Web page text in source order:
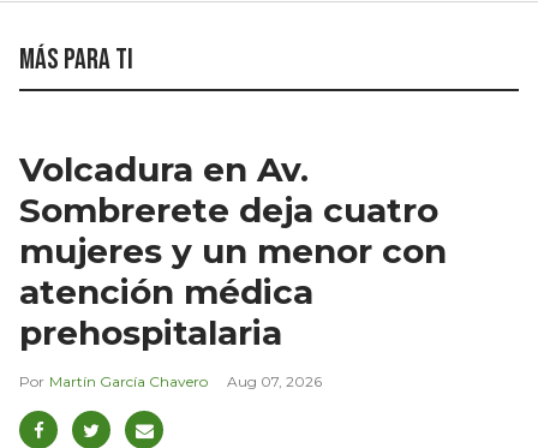
Más para ti
Volcadura en Av.
Sombrerete deja cuatro
mujeres y un menor con
atención médica
prehospitalaria
Martín García Chavero Aug 07, 2026